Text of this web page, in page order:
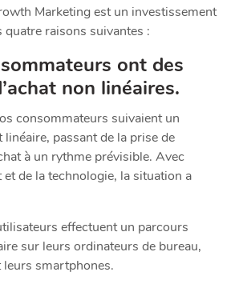
Marketing est un investissement
quatre raisons suivantes :
ont des
non linéaires.
consommateurs suivaient un
linéaire, passant de la prise de
à un rythme prévisible. Avec
et de la technologie, la situation a
effectuent un parcours
sur leurs ordinateurs de bureau,
leurs smartphones.